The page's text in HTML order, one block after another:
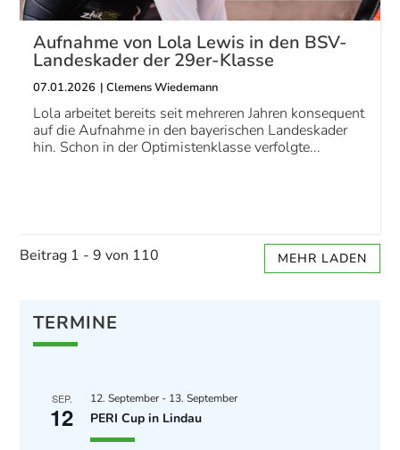
Aufnahme von Lola Lewis in den BSV-
Landeskader der 29er-Klasse
07.01.2026 |Clemens Wiedemann
Lola arbeitet bereits seit mehreren Jahren konsequent
auf die Aufnahme in den bayerischen Landeskader
hin. Schon in der Optimistenklasse verfolgte...
Beitrag 1 - 9 von 110 MEHR LADEN
TERMINE
SEP.
12
12. September- 13. September
PERI Cup in Lindau